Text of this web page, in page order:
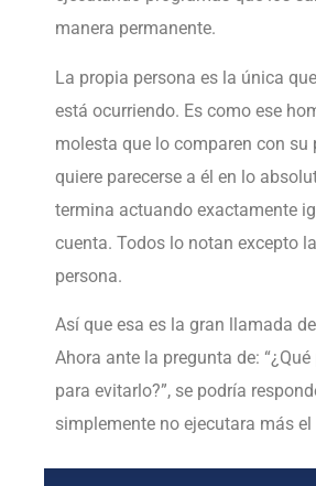
manera permanente.
La propia persona es la única
está ocurriendo. Es como ese
molesta que lo comparen con su
quiere parecerse a él en lo
termina actuando exactamente
cuenta. Todos lo notan excepto
persona.
Así que esa es la gran llamada
Ahora ante la pregunta de:
para evitarlo?”, se podría
simplemente no ejecutara más